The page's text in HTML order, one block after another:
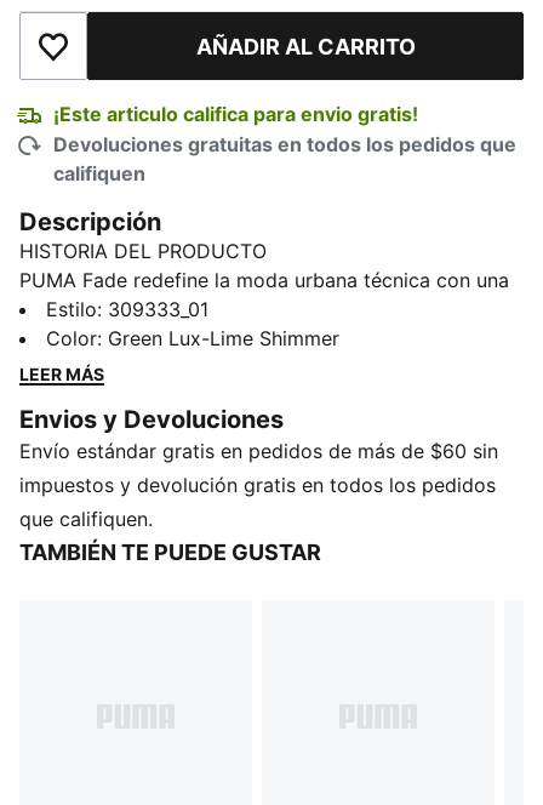
Añadir a la lista de deseosAÑADIR AL CARRITO
¡Este articulo califica para envio gratis!
Devoluciones gratuitas en todos los pedidos que
califiquen
Descripción
HISTORIA DEL PRODUCTO
PUMA Fade redefine la moda urbana técnica con una
silueta audaz y esculpida. Esta versión rinde homenaje
a la colección PUMA x ASTON MARTIN ARAMCO F1®
TEAM con colores y detalles emblemáticos. Diseñado
dinámica, también cuenta con una entresuela
esculpida y acolchada que combina funcionalidad con
estilo cotidiano.
DETALLES
Ancho: regular
Estilo: 309333_01
Color: Green Lux-Lime Shimmer
LEER MÁS
Envios y Devoluciones
Envío estándar gratis en pedidos de más de $60 sin
impuestos y devolución gratis en todos los pedidos
que califiquen.
TAMBIÉN TE PUEDE GUSTAR